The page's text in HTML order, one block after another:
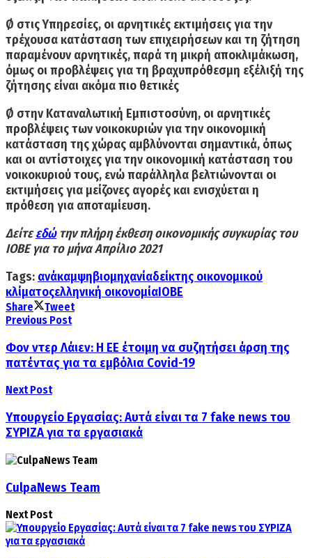
Ø στις Υπηρεσίες, οι αρνητικές εκτιμήσεις για την
τρέχουσα κατάσταση των επιχειρήσεων και τη ζήτηση
παραμένουν αρνητικές, παρά τη μικρή αποκλιμάκωση,
όμως οι προβλέψεις για τη βραχυπρόθεσμη εξέλιξή της
ζήτησης είναι ακόμα πιο θετικές
Ø στην Καταναλωτική Εμπιστοσύνη, οι αρνητικές
προβλέψεις των νοικοκυριών για την οικονομική
κατάσταση της χώρας αμβλύνονται σημαντικά, όπως
και οι αντίστοιχες για την οικονομική κατάσταση του
νοικοκυριού τους, ενώ παράλληλα βελτιώνονται οι
εκτιμήσεις για μείζονες αγορές και ενισχύεται η
πρόθεση για αποταμίευση.
Δείτεεδώτην πλήρη έκθεση οικονομικής συγκυρίας του
ΙΟΒΕ για το μήνα Απρίλιο 2021
Tags: ανάκαμψηβιομηχανίαδείκτης οικονομικού
κλίματοςελληνική οικονομίαΙΟΒΕ
Share
Tweet
Previous Post
Φον ντερ Λάιεν: Η ΕΕ έτοιμη να συζητήσει άρση της
πατέντας για τα εμβόλια Covid-19
Next Post
Υπουργείο Εργασίας: Αυτά είναι τα 7 fake news του
ΣΥΡΙΖΑ για τα εργασιακά
CulpaNews Team
Next Post